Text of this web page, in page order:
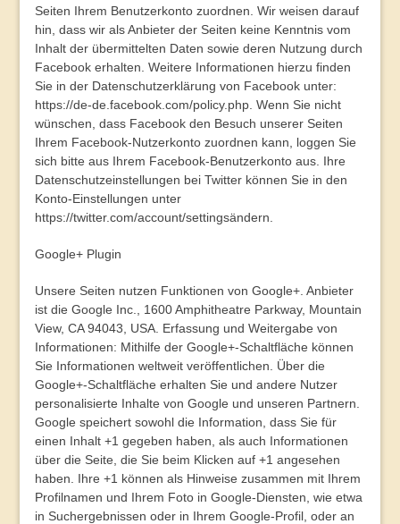
Seiten Ihrem Benutzerkonto zuordnen. Wir weisen darauf
hin, dass wir als Anbieter der Seiten keine Kenntnis vom
Inhalt der übermittelten Daten sowie deren Nutzung durch
Facebook erhalten. Weitere Informationen hierzu finden
Sie in der Datenschutzerklärung von Facebook unter:
https://de-de.facebook.com/policy.php. Wenn Sie nicht
wünschen, dass Facebook den Besuch unserer Seiten
Ihrem Facebook-Nutzerkonto zuordnen kann, loggen Sie
sich bitte aus Ihrem Facebook-Benutzerkonto aus. Ihre
Datenschutzeinstellungen bei Twitter können Sie in den
Konto-Einstellungen unter
https://twitter.com/account/settingsändern.
Google+ Plugin
Unsere Seiten nutzen Funktionen von Google+. Anbieter
ist die Google Inc., 1600 Amphitheatre Parkway, Mountain
View, CA 94043, USA. Erfassung und Weitergabe von
Informationen: Mithilfe der Google+-Schaltfläche können
Sie Informationen weltweit veröffentlichen. Über die
Google+-Schaltfläche erhalten Sie und andere Nutzer
personalisierte Inhalte von Google und unseren Partnern.
Google speichert sowohl die Information, dass Sie für
einen Inhalt +1 gegeben haben, als auch Informationen
über die Seite, die Sie beim Klicken auf +1 angesehen
haben. Ihre +1 können als Hinweise zusammen mit Ihrem
Profilnamen und Ihrem Foto in Google-Diensten, wie etwa
in Suchergebnissen oder in Ihrem Google-Profil, oder an